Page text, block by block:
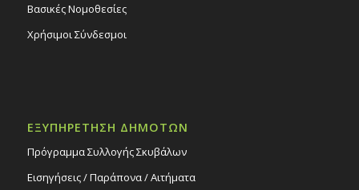
Βασικές Νομοθεσίες
Χρήσιμοι Σύνδεσμοι
ΕΞΥΠΗΡΕΤΗΣΗ ΔΗΜΟΤΩΝ
Πρόγραμμα Συλλογής Σκυβάλων
Εισηγήσεις / Παράπονα / Αιτήματα